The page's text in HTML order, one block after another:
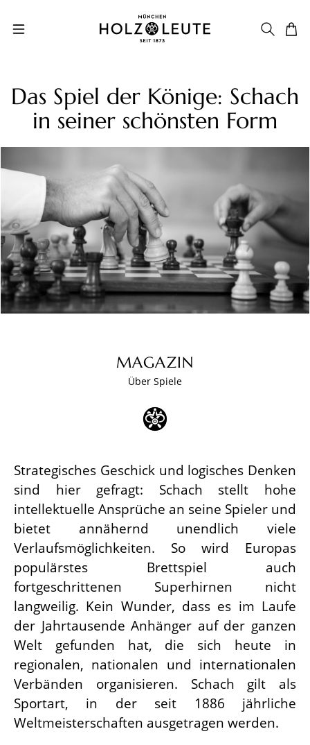
Zum Hauptinhalt springen
Das Spiel der Könige: Schach
in seiner schönsten Form
MAGAZIN
Über Spiele
Strategisches Geschick und logisches Denken
sind hier gefragt: Schach stellt hohe
intellektuelle Ansprüche an seine Spieler und
bietet annähernd unendlich viele
Verlaufsmöglichkeiten. So wird Europas
populärstes Brettspiel auch
fortgeschrittenen Superhirnen nicht
langweilig. Kein Wunder, dass es im Laufe
der Jahrtausende Anhänger auf der ganzen
Welt gefunden hat, die sich heute in
regionalen, nationalen und internationalen
Verbänden organisieren. Schach gilt als
Sportart, in der seit 1886 jährliche
Weltmeisterschaften ausgetragen werden.